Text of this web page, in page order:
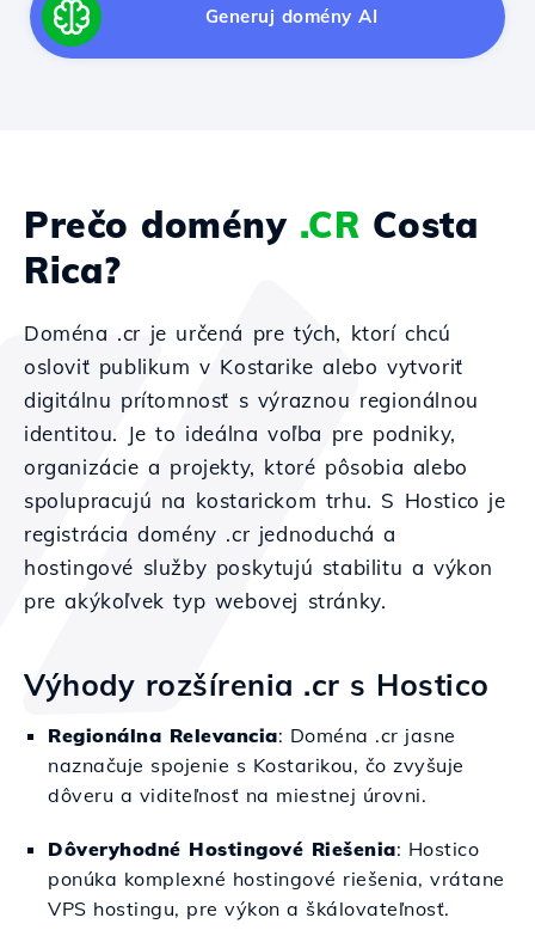
Generuj domény AI
Prečo domény .CR Costa
Rica?
Doména .cr je určená pre tých, ktorí chcú
osloviť publikum v Kostarike alebo vytvoriť
digitálnu prítomnosť s výraznou regionálnou
identitou. Je to ideálna voľba pre podniky,
organizácie a projekty, ktoré pôsobia alebo
spolupracujú na kostarickom trhu. S Hostico je
registrácia domény .cr jednoduchá a
hostingové služby poskytujú stabilitu a výkon
pre akýkoľvek typ webovej stránky.
Výhody rozšírenia .cr s Hostico
Regionálna Relevancia: Doména .cr jasne
naznačuje spojenie s Kostarikou, čo zvyšuje
dôveru a viditeľnosť na miestnej úrovni.
Dôveryhodné Hostingové Riešenia: Hostico
ponúka komplexné hostingové riešenia, vrátane
VPS hostingu, pre výkon a škálovateľnosť.